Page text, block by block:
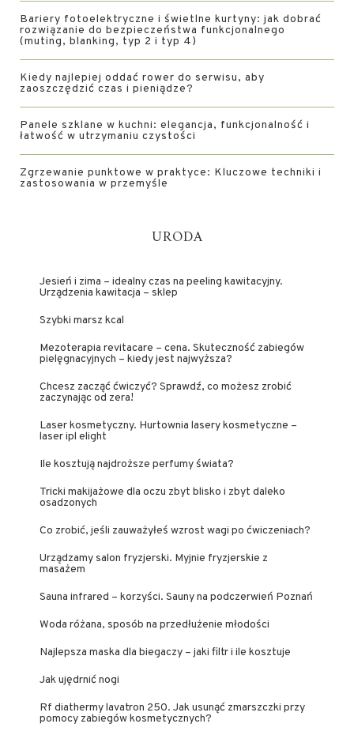
Bariery fotoelektryczne i świetlne kurtyny: jak dobrać
rozwiązanie do bezpieczeństwa funkcjonalnego
(muting, blanking, typ 2 i typ 4)
Kiedy najlepiej oddać rower do serwisu, aby
zaoszczędzić czas i pieniądze?
Panele szklane w kuchni: elegancja, funkcjonalność i
łatwość w utrzymaniu czystości
Zgrzewanie punktowe w praktyce: Kluczowe techniki i
zastosowania w przemyśle
URODA
Jesień i zima – idealny czas na peeling kawitacyjny.
Urządzenia kawitacja – sklep
Szybki marsz kcal
Mezoterapia revitacare – cena. Skuteczność zabiegów
pielęgnacyjnych – kiedy jest najwyższa?
Chcesz zacząć ćwiczyć? Sprawdź, co możesz zrobić
zaczynając od zera!
Laser kosmetyczny. Hurtownia lasery kosmetyczne –
laser ipl elight
Ile kosztują najdroższe perfumy świata?
Tricki makijażowe dla oczu zbyt blisko i zbyt daleko
osadzonych
Co zrobić, jeśli zauważyłeś wzrost wagi po ćwiczeniach?
Urządzamy salon fryzjerski. Myjnie fryzjerskie z
masażem
Sauna infrared – korzyści. Sauny na podczerwień Poznań
Woda różana, sposób na przedłużenie młodości
Najlepsza maska dla biegaczy – jaki filtr i ile kosztuje
Jak ujędrnić nogi
Rf diathermy lavatron 250. Jak usunąć zmarszczki przy
pomocy zabiegów kosmetycznych?